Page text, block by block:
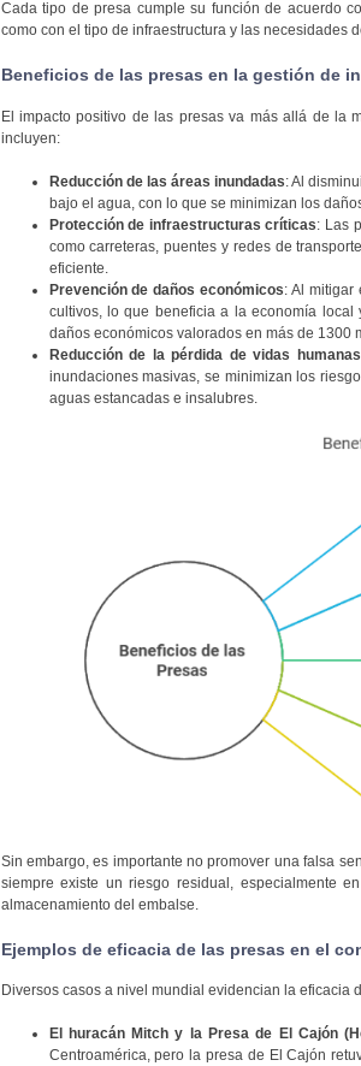
Cada tipo de presa cumple su función de acuerdo
como con el tipo de infraestructura y las necesidades
Beneficios de las presas en la gestión de
El impacto positivo de las presas va más allá de la
incluyen:
Reducción de las áreas inundadas: Al
bajo el agua, con lo que se minimizan los
Protección de infraestructuras críticas: Las
como carreteras, puentes y redes de
eficiente.
Prevención de daños económicos: Al mitigar
cultivos, lo que beneficia a la economía
daños económicos valorados en más de 1300
Reducción de la pérdida de vidas
inundaciones masivas, se minimizan los
aguas estancadas e insalubres.
Sin embargo, es importante no promover una falsa
siempre existe un riesgo residual, especialmente
almacenamiento del embalse.
Ejemplos de eficacia de las presas en el
Diversos casos a nivel mundial evidencian la eficacia
El huracán Mitch y la Presa de El Cajón
Centroamérica, pero la presa de El Cajón